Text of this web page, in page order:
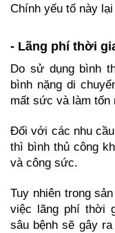
Chính yếu tố này
- Lãng phí thời
Do sử dụng bình
bình nặng di
mất sức và làm tốn
Đối với các nhu
thì bình thủ công
và công sức.
Tuy nhiên trong
việc lãng phí thời
sâu bệnh sẽ gây